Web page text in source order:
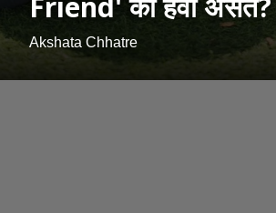
Akshata Chhatre